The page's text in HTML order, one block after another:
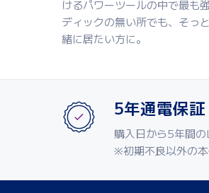
けるパワーツールの中で最も
ディックの無い所でも、そっ
緒に居たい方に。
5年通電保証
購入日から5年間の
※初期不良以外の